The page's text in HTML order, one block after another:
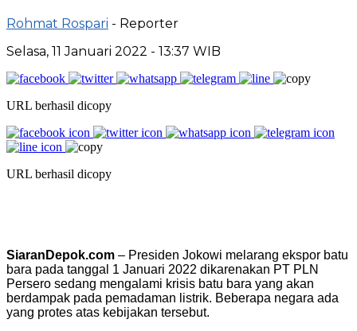
Rohmat Rospari - Reporter
Selasa, 11 Januari 2022 - 13:37 WIB
URL berhasil dicopy
URL berhasil dicopy
SiaranDepok.com – Presiden Jokowi melarang ekspor batu
bara pada tanggal 1 Januari 2022 dikarenakan PT PLN
Persero sedang mengalami krisis batu bara yang akan
berdampak pada pemadaman listrik. Beberapa negara ada
yang protes atas kebijakan tersebut.